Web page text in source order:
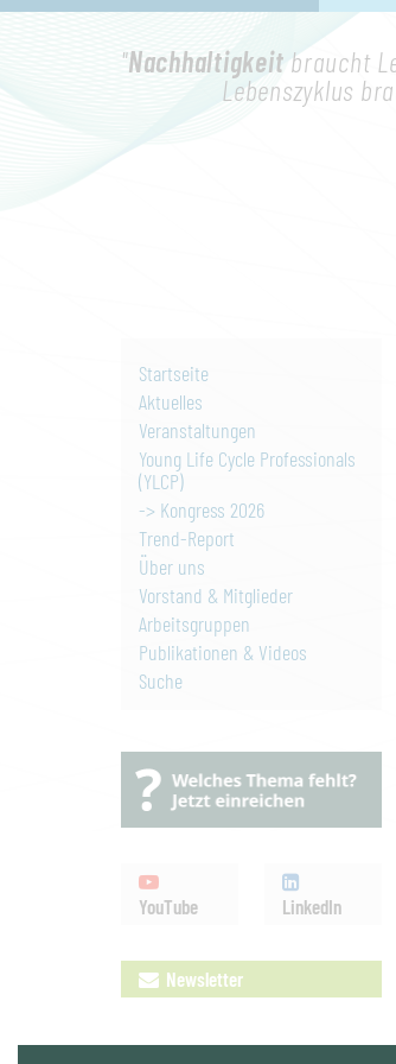
"Nachhaltigkeit braucht
Lebenszyklus
Startseite
Aktuelles
Veranstaltungen
Young Life Cycle Professionals
(YLCP)
-> Kongress 2026
Trend-Report
Über uns
Vorstand & Mitglieder
Arbeitsgruppen
Publikationen & Videos
Suche
YouTube LinkedIn
Newsletter